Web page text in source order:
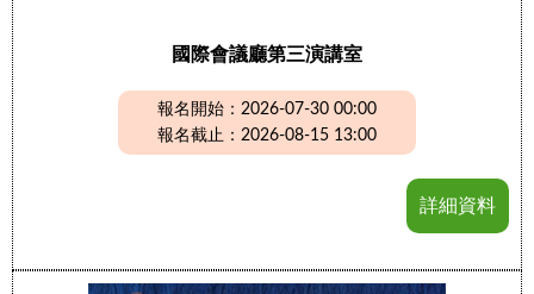
國際會議廳第三演講室
報名開始：2026-07-30 00:00
報名截止：2026-08-15 13:00
詳細資料